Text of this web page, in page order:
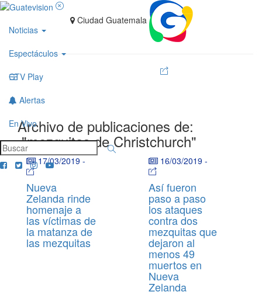
Noticias
Espectáculos
GTV Play
Alertas
En Vivo
Ciudad Guatemala
Archivo de publicaciones de:
"mezquitas de Christchurch"
17/03/2019 -
Nueva
Zelanda rinde
homenaje a
las víctimas de
la matanza de
las mezquitas
16/03/2019 -
Así fueron
paso a paso
los ataques
contra dos
mezquitas que
dejaron al
menos 49
muertos en
Nueva
Zelanda